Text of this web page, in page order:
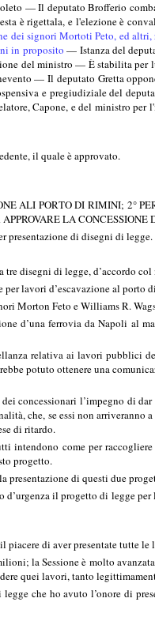
— Il deputato Brofferio
è rigettala, e l'elezione è
signori Mortoti Peto, ed
in proposito — Istanza del
del ministro — È stabilita
— Il deputato Gretta
e pregiudiziale del
Capone, e del ministro
il quale è approvato.
ALI PORTO DI RIMINI; 2°
LA
presentazione di disegni di legge.
disegni di legge, d’accordo
lavori d’escavazione al porto
Morton Feto e Williams R.
d’una ferrovia da Napoli al
relativa ai lavori pubblici
potuto ottenere una
concessionari l’impegno di
che, se essi non arriveranno
di ritardo.
intendono come per
progetto.
di questi due
d’urgenza il progetto di legge
di aver presentate tutte le
la Sessione è molto
quei lavori, tanto
che ho avuto l’onore di